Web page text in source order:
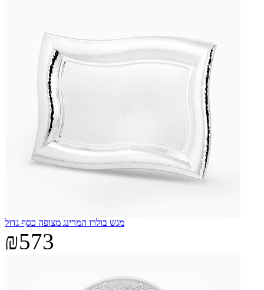
מגש בולרו המרינג מצופה כסף גדול
₪573